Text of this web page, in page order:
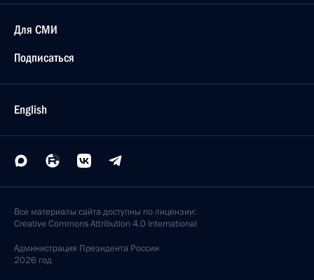
Для СМИ
Подписаться
English
Все материалы сайта доступны по лицензии:
Creative Commons Attribution 4.0 International
Администрация Президента России
2026 год